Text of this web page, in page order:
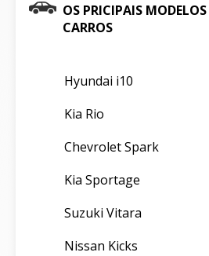
OS PRICIPAIS
CARROS
Hyundai i10
Kia Rio
Chevrolet Spark
Kia Sportage
Suzuki Vitara
Nissan Kicks